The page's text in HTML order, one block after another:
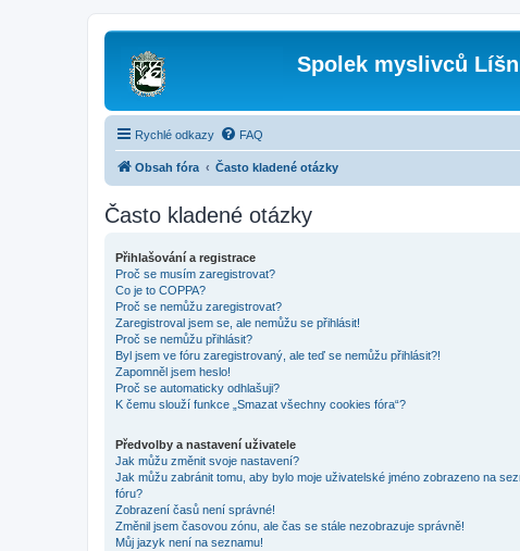
Spolek myslivců
Rychlé odkazy FAQ
Obsah fóra Často kladené otázky
Často kladené otázky
Přihlašování a registrace
Proč se musím zaregistrovat?
Co je to COPPA?
Proč se nemůžu zaregistrovat?
Zaregistroval jsem se, ale nemůžu se přihlásit!
Proč se nemůžu přihlásit?
Byl jsem ve fóru zaregistrovaný, ale teď se nemůžu přihlásit?!
Zapomněl jsem heslo!
Proč se automaticky odhlašuji?
K čemu slouží funkce „Smazat všechny cookies fóra“?
Předvolby a nastavení uživatele
Jak můžu změnit svoje nastavení?
Jak můžu zabránit tomu, aby bylo moje uživatelské jméno zobrazeno na
fóru?
Zobrazení časů není správné!
Změnil jsem časovou zónu, ale čas se stále nezobrazuje správně!
Můj jazyk není na seznamu!